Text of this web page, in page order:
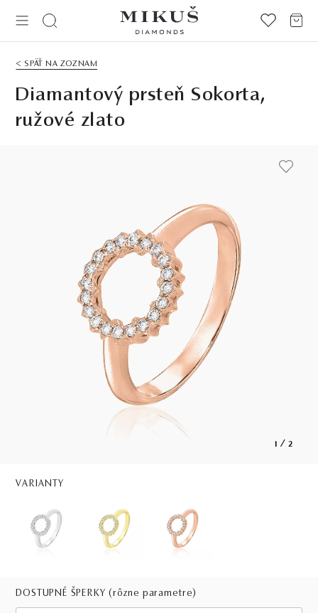
< SPÄŤ NA ZOZNAM
Diamantový prsteň Sokorta,
ružové zlato
1 / 2
VARIANTY
DOSTUPNÉ ŠPERKY(rôzne parametre)